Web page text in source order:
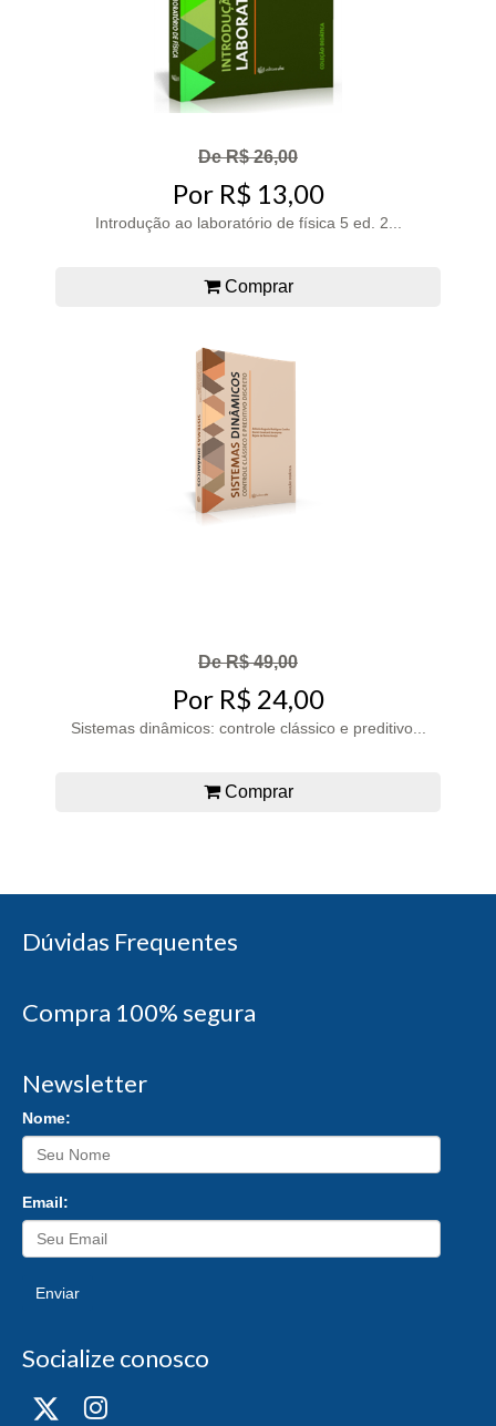
De R$ 26,00
Por R$ 13,00
Introdução ao laboratório de física 5 ed. 2...
Comprar
De R$ 49,00
Por R$ 24,00
Sistemas dinâmicos: controle clássico e preditivo...
Comprar
Dúvidas Frequentes
Compra 100% segura
Newsletter
Nome:
Email:
Enviar
Socialize conosco